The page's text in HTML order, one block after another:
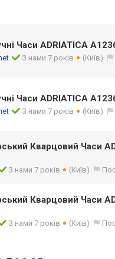
Часи ADRIATICA
З нами 7 років (Київ)
Часи ADRIATICA
З нами 7 років (Київ)
Кварцовий Часи
З нами 7 років (Київ)
Кварцовий Часи
З нами 7 років (Київ)